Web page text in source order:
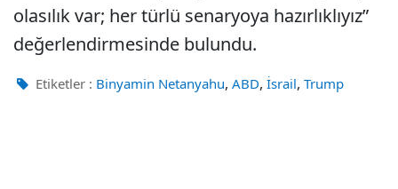
olasılık var; her türlü senaryoya hazırlıklıyız”
değerlendirmesinde bulundu.
Etiketler : Binyamin Netanyahu, ABD, İsrail, Trump